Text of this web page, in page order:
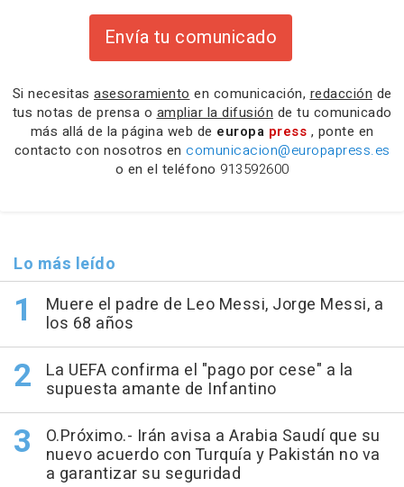
Envía tu comunicado
Si necesitas asesoramiento en comunicación, redacción de
tus notas de prensa o ampliar la difusión de tu comunicado
más allá de la página web de europa press , ponte en
contacto con nosotros en comunicacion@europapress.es
o en el teléfono 913592600
Lo más leído
Muere el padre de Leo Messi, Jorge Messi, a
los 68 años
La UEFA confirma el "pago por cese" a la
supuesta amante de Infantino
O.Próximo.- Irán avisa a Arabia Saudí que su
nuevo acuerdo con Turquía y Pakistán no va
a garantizar su seguridad